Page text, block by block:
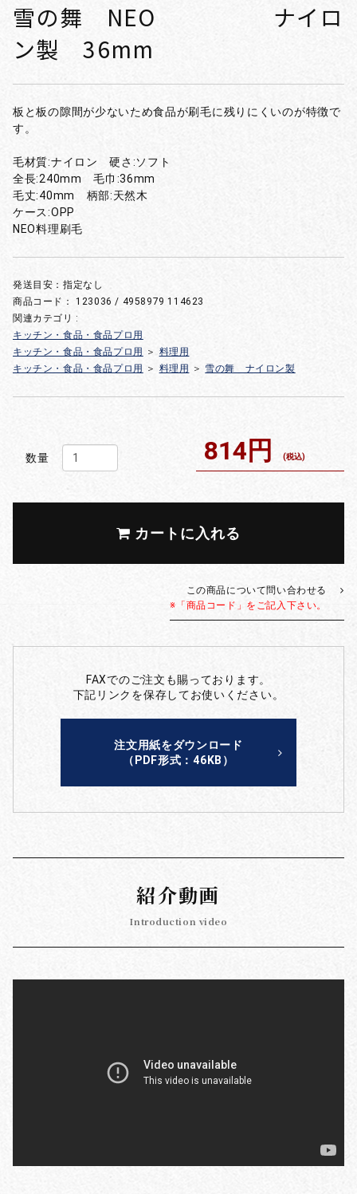
雪の舞 NEO ナイロ
ン製 36mm
板と板の隙間が少ないため食品が刷毛に残りにくいのが特徴で
す。
毛材質:ナイロン 硬さ:ソフト
全長:240mm 毛巾:36mm
毛丈:40mm 柄部:天然木
ケース:OPP
NEO料理刷毛
発送目安：指定なし
商品コード：123036 / 4958979 114623
関連カテゴリ :
キッチン・食品・食品プロ用
キッチン・食品・食品プロ用
＞ 料理用
キッチン・食品・食品プロ用
＞ 料理用 ＞ 雪の舞 ナイロン製
数量 814円 (税込)
カートに入れる
この商品について問い合わせる
※「商品コード」をご記入下さい。
FAXでのご注文も賜っております。
下記リンクを保存してお使いください。
注文用紙をダウンロード
（PDF形式：46KB）
紹介動画
Introduction video